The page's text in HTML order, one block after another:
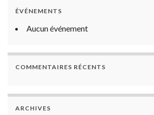
ÉVÉNEMENTS
Aucun événement
COMMENTAIRES RÉCENTS
ARCHIVES